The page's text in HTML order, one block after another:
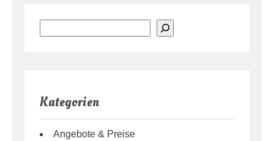
Kategorien
Angebote & Preise